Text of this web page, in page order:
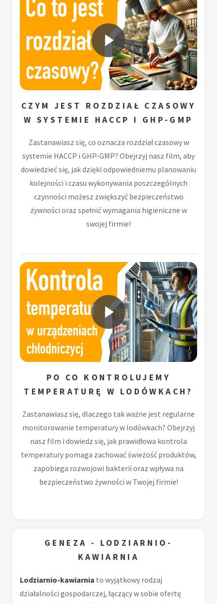
CZYM JEST ROZDZIAŁ CZASOWY
W SYSTEMIE HACCP I GHP-GMP
Zastanawiasz się, co oznacza rozdział czasowy w
systemie HACCP i GHP-GMP? Obejrzyj nasz film, aby
dowiedzieć się, jak dzięki odpowiedniemu planowaniu
kolejności i czasu wykonywania poszczególnych
czynności możesz zwiększyć bezpieczeństwo
żywności oraz spełnić wymagania higieniczne w
swojej firmie!
PO CO KONTROLUJEMY
TEMPERATURĘ W LODÓWKACH?
Zastanawiasz się, dlaczego tak ważne jest regularne
monitorowanie temperatury w lodówkach? Obejrzyj
nasz film i dowiedz się, jak prawidłowa kontrola
temperatury pomaga zachować świeżość produktów,
zapobiega rozwojowi bakterii oraz wpływa na
bezpieczeństwo żywności w Twojej firmie!
GENEZA - LODZIARNIO-
KAWIARNIA
Lodziarnio-kawiarnia to wyjątkowy rodzaj
działalności gospodarczej, łączący w sobie ofertę